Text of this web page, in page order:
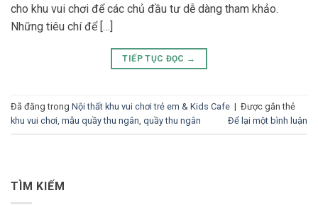
TÌM KIẾM
cho khu vui chơi để các chủ đầu tư dễ dàng tham khảo.
Những tiêu chí để […]
TIẾP TỤC ĐỌC →
Đã đăng trong Nội thất khu vui chơi trẻ em & Kids Cafe | Được gắn thẻ
khu vui chơi, mẫu quầy thu ngân, quầy thu ngân Để lại một bình luận